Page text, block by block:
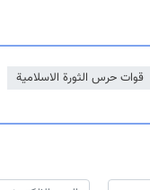
قوات حرس الثورة الاسلامية